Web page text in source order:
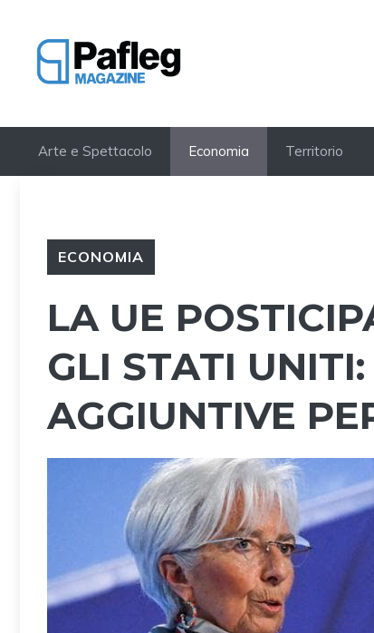
contenuto
Arte e Spettacolo Economia Territorio
ECONOMIA
LA UE
GLI STATI
AGGIUNTIVE